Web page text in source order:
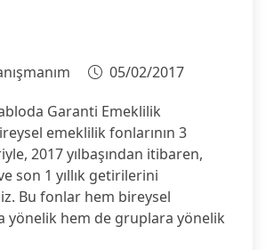
05/02/2017
Garanti Emeklilik
emeklilik fonlarının 3
2017 yılbaşından itibaren,
son 1 yıllık getirilerini
Bu fonlar hem bireysel
yönelik hem de gruplara yönelik